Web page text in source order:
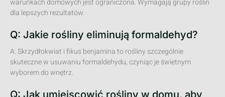
warunkach domowych jest ograniczona. Wymagają grupy roślin
dla lepszych rezultatów.
Q: Jakie rośliny eliminują formaldehyd?
A: Skrzydłokwiat i fikus benjamina to rośliny szczególnie
skuteczne w usuwaniu formaldehydu, czyniąc je świetnym
wyborem do wnętrz.
Q: Jak umiejscowić rośliny w domu, aby